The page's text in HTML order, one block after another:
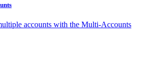
accounts with the Multi-Accounts